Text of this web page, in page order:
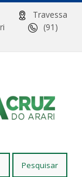
Travessa
Arari
(91)